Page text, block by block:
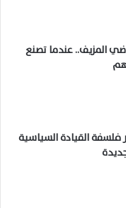
المزيف.. عندما تصنع
فلسفة القيادة السياسية